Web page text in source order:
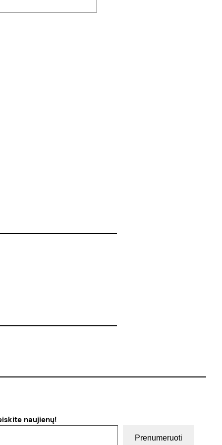
naujienų!
Prenumeruoti